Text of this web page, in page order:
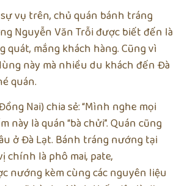
vụ trên, chủ quán bánh tráng
Nguyễn Văn Trỗi được biết đến là
mắng khách hàng. Cũng vì
này mà nhiều du khách đến Đà
quán.
Nai) chia sẻ: “Mình nghe mọi
này là quán “bà chửi”. Quán cũng
ở Đà Lạt. Bánh tráng nướng tại
chính là phô mai, pate,
nướng kèm cùng các nguyên liệu